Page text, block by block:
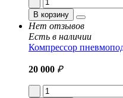
В корзину
Нет отзывов
Есть в наличии
Компрессор
20 000 ₽